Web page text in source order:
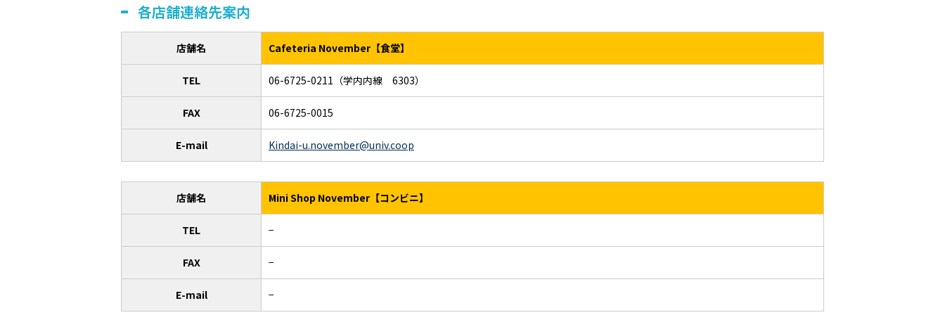
各店舗連絡先案内
店舗名 Cafeteria November【食堂】
TEL 06-6725-0211 （学内内線 6303）
FAX 06-6725-0015
E-mail Kindai-u.november@univ.coop
店舗名 Mini Shop November【コンビニ】
TEL −
FAX −
E-mail −